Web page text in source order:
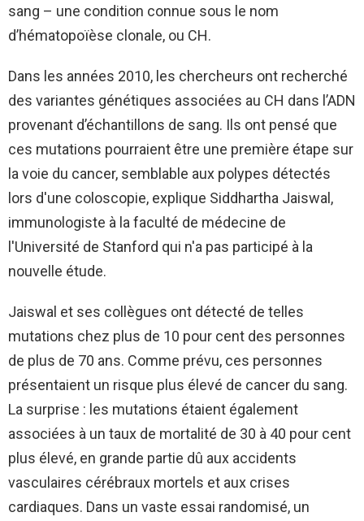
sang – une condition connue sous le nom
d’hématopoïèse clonale, ou CH.
Dans les années 2010, les chercheurs ont recherché
des variantes génétiques associées au CH dans l’ADN
provenant d’échantillons de sang. Ils ont pensé que
ces mutations pourraient être une première étape sur
la voie du cancer, semblable aux polypes détectés
lors d'une coloscopie, explique Siddhartha Jaiswal,
immunologiste à la faculté de médecine de
l'Université de Stanford qui n'a pas participé à la
nouvelle étude.
Jaiswal et ses collègues ont détecté de telles
mutations chez plus de 10 pour cent des personnes
de plus de 70 ans. Comme prévu, ces personnes
présentaient un risque plus élevé de cancer du sang.
La surprise : les mutations étaient également
associées à un taux de mortalité de 30 à 40 pour cent
plus élevé, en grande partie dû aux accidents
vasculaires cérébraux mortels et aux crises
cardiaques. Dans un vaste essai randomisé, un